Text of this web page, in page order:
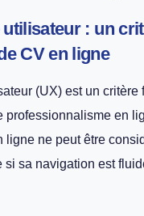
utilisateur : un
CV en ligne
(UX) est un critère
professionnalisme en
ligne ne peut être
si sa navigation est